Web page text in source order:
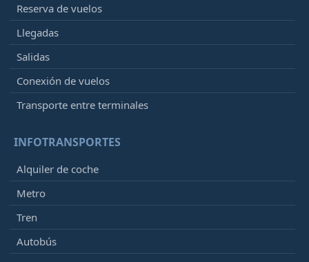
Reserva de vuelos
Llegadas
Salidas
Conexión de vuelos
Transporte entre terminales
INFOTRANSPORTES
Alquiler de coche
Metro
Tren
Autobús